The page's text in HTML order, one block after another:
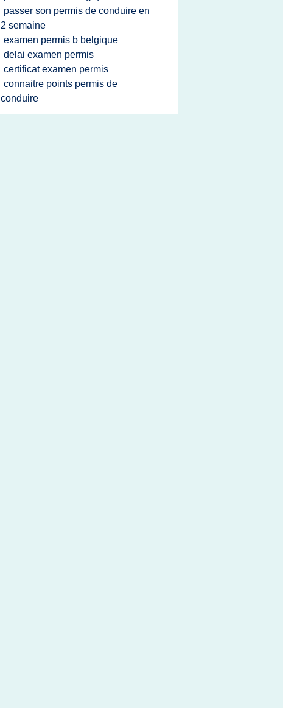
passer son permis de conduire en
2 semaine
examen permis b belgique
delai examen permis
certificat examen permis
connaitre points permis de
conduire